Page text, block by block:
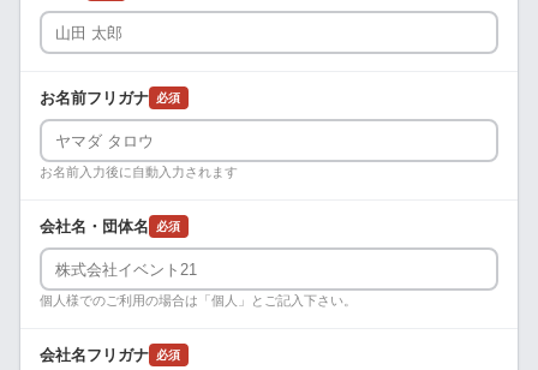
お名前フリガナ 必須
お名前入力後に自動入力されます
会社名・団体名 必須
個人様でのご利用の場合は「個人」とご記入下さい。
会社名フリガナ 必須